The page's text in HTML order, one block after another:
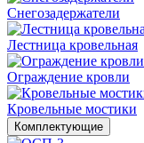
Снегозадержатели
Лестница кровельная
Ограждение кровли
Кровельные мостики
Комплектующие